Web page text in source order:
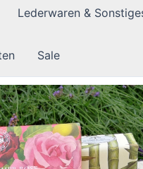
Lederwaren &
Sale